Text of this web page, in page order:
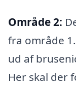
Område 2:
fra område
ud af
Her skal der